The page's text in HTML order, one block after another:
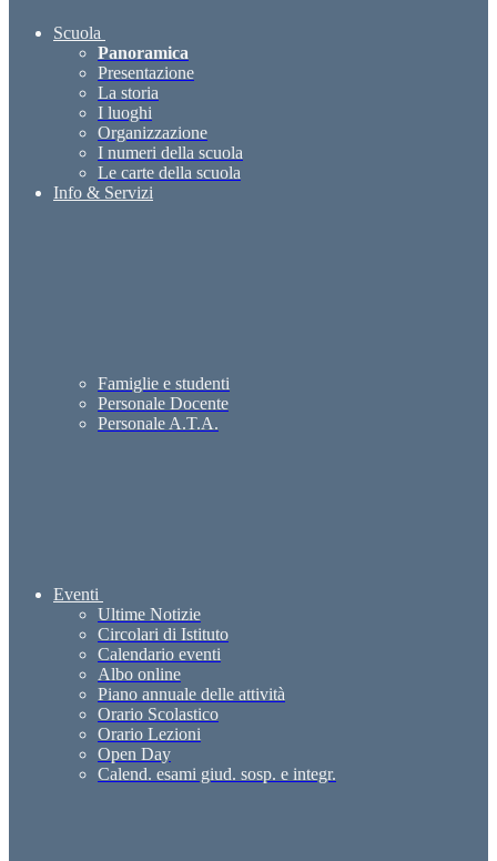
Scuola
Panoramica
Presentazione
La storia
I luoghi
Organizzazione
I numeri della scuola
Le carte della scuola
Info & Servizi
Famiglie e studenti
Personale Docente
Personale A.T.A.
Eventi
Ultime Notizie
Circolari di Istituto
Calendario eventi
Albo online
Piano annuale delle attività
Orario Scolastico
Orario Lezioni
Open Day
Calend. esami giud. sosp. e integr.